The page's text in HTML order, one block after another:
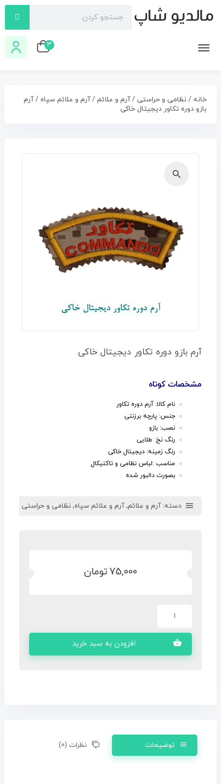
3
خانه / نظامی و حراستی/آرم و علائم/آرم و علائم سپاه/ آرم
بازو دوره تکاور دیجیتال خاکی
آرم بازو دوره تکاور دیجیتال خاکی
مشخصات کوتاه
نام کالا: آرم دوره تکاور
جنس: پارچه برزنتی
نصب: بازو
رنگ نخ: طلایی
رنگ زمینه: دیجیتال خاکی
مناسب :لباس نظامی و تاکتیکال
بصورت دالبور شده
دسته:آرم و علائم,آرم و علائم سپاه, نظامی و حراستی
75,000تومان
افزودن به سبد خرید
توضیحات نظرات (0)